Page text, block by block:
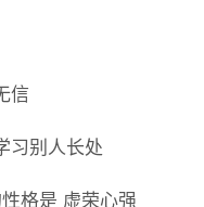
信
习别人长处
格是 虚荣心强